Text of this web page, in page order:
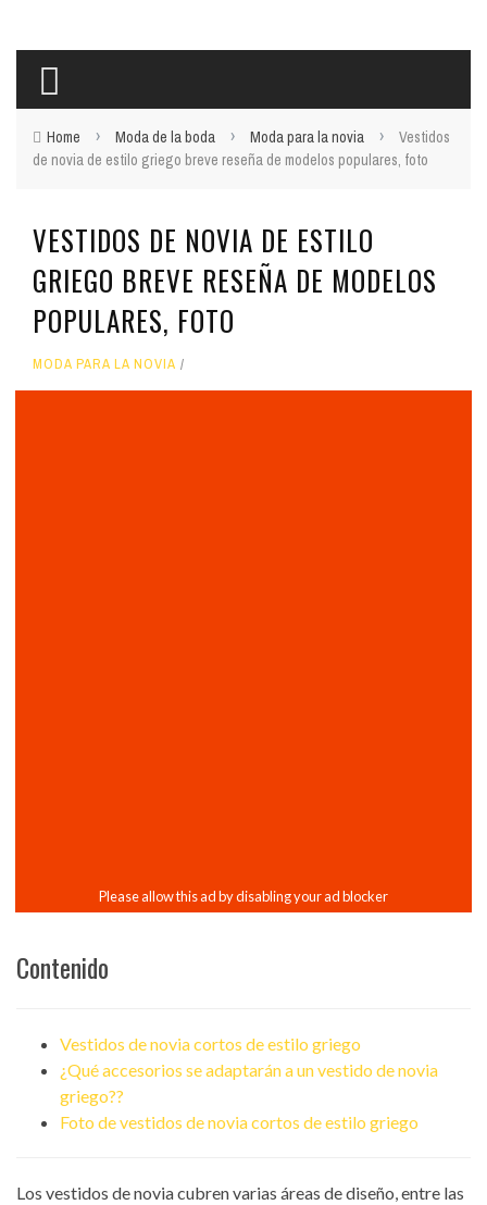
Home › Moda de la boda › Moda para la novia ›
Vestidos
de novia de estilo griego breve reseña de modelos populares, foto
VESTIDOS DE NOVIA DE ESTILO
GRIEGO BREVE RESEÑA DE MODELOS
POPULARES, FOTO
MODA PARA LA NOVIA
Contenido
Vestidos de novia cortos de estilo griego
¿Qué accesorios se adaptarán a un vestido de novia
griego??
Foto de vestidos de novia cortos de estilo griego
Los vestidos de novia cubren varias áreas de diseño, entre las